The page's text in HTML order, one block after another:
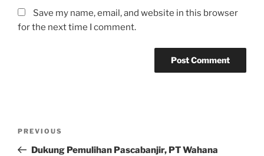
Save my name, email, and website in this browser
for the next time I comment.
Previous
Post
PREVIOUS
Dukung Pemulihan Pascabanjir, PT Wahana